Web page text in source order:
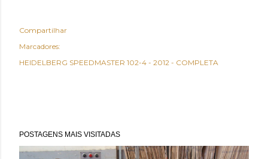
Compartilhar
Marcadores:
HEIDELBERG SPEEDMASTER 102-4 - 2012 - COMPLETA
POSTAGENS MAIS VISITADAS